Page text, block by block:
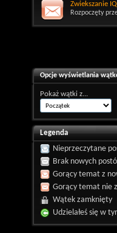
Zwiekszanie
Rozpoczęty
Opcje wyświetlania
Pokaż wątki z...
Legenda
Nieprzeczytane
Brak nowych
Gorący temat z
Gorący temat nie
Wątek zamknięty
Udzielałeś się w